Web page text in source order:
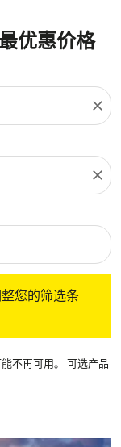
优惠价格
close
close
您的筛选条
不再可用。 可选产品